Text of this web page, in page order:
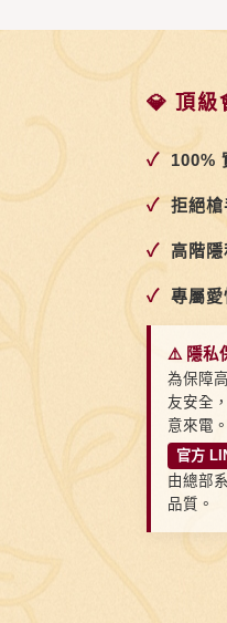
💎 頂級
✓ 100%
✓ 拒絕
✓ 高階
✓ 專屬
⚠️ 隱私
為保障
友安全
意來電
官方
由總部
品質。